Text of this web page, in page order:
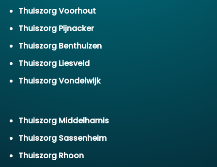
Thuiszorg Voorhout
Thuiszorg Pijnacker
Thuiszorg Benthuizen
Thuiszorg Liesveld
Thuiszorg Vondelwijk
Thuiszorg Middelharnis
Thuiszorg Sassenheim
Thuiszorg Rhoon